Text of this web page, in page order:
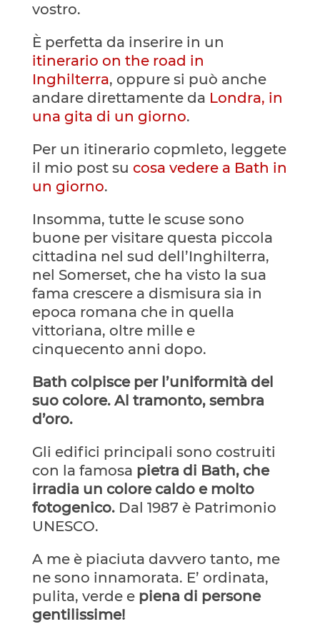
vostro.
È perfetta da inserire in un
itinerario on the road in
Inghilterra, oppure si può anche
andare direttamente da Londra, in
una gita di un giorno.
Per un itinerario copmleto, leggete
il mio post su cosa vedere a Bath in
un giorno.
Insomma, tutte le scuse sono
buone per visitare questa piccola
cittadina nel sud dell’Inghilterra,
nel Somerset, che ha visto la sua
fama crescere a dismisura sia in
epoca romana che in quella
vittoriana, oltre mille e
cinquecento anni dopo.
Bath colpisce per l’uniformità del
suo colore. Al tramonto, sembra
d’oro.
Gli edifici principali sono costruiti
con la famosa pietra di Bath, che
irradia un colore caldo e molto
fotogenico.Dal 1987 è Patrimonio
UNESCO.
A me è piaciuta davvero tanto, me
ne sono innamorata. E’ ordinata,
pulita, verde e piena di persone
gentilissime!